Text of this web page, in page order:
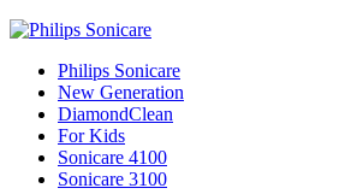
Philips Sonicare
New Generation
DiamondClean
For Kids
Sonicare 4100
Sonicare 3100